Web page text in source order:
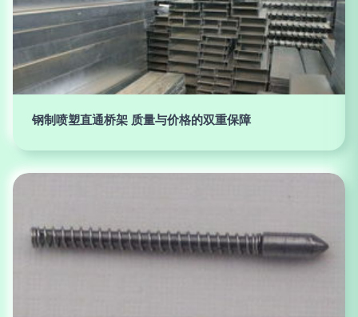
钢制喷塑直通桥架 质量与价格的双重保障